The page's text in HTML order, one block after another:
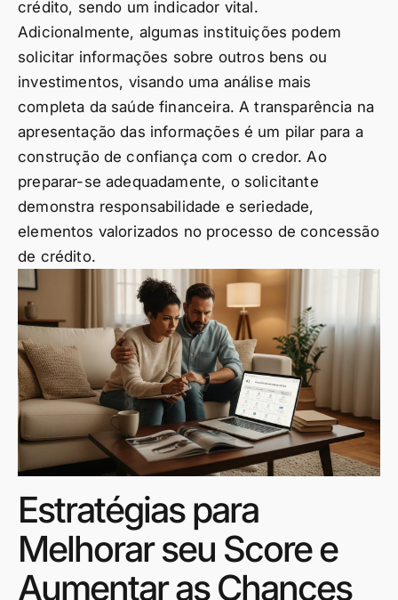
crédito, sendo um indicador vital.
Adicionalmente, algumas instituições podem
solicitar informações sobre outros bens ou
investimentos, visando uma análise mais
completa da saúde financeira. A transparência na
apresentação das informações é um pilar para a
construção de confiança com o credor. Ao
preparar-se adequadamente, o solicitante
demonstra responsabilidade e seriedade,
elementos valorizados no processo de concessão
de crédito.
Estratégias para
Melhorar seu Score e
Aumentar as Chances